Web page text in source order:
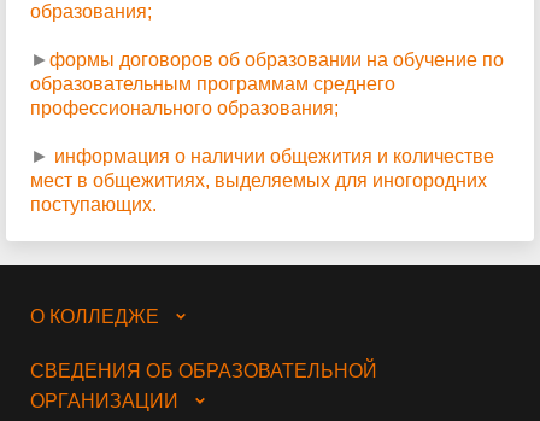
образования;
► формы договоров об образовании на обучение по
образовательным программам среднего
профессионального образования;
► информация о наличии общежития и количестве
мест в общежитиях, выделяемых для иногородних
поступающих.
О КОЛЛЕДЖЕ
СВЕДЕНИЯ ОБ ОБРАЗОВАТЕЛЬНОЙ
ОРГАНИЗАЦИИ